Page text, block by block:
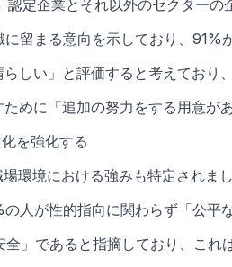
定企業とそれ以外のセクターの
留まる意向を示しており、91%
しい」と評価すると考えており
めに「追加の努力をする用意が
を強化する
環境における強みも特定されまし
人が性的指向に関わらず「公平
」であると指摘しており、これ